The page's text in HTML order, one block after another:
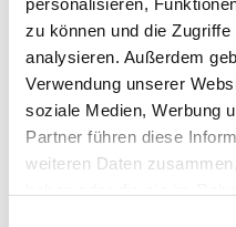
zu können und die
analysieren. Außerdem
Verwendung unserer
soziale Medien, Werbung
Partner führen diese
weiteren Daten
Vielen Dank für das
Teilnahme an unseren
Einstieg und Kontakt
Einstieg nach